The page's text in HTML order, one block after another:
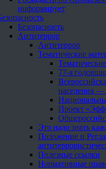
информирует
Безопасность
Антитеррор
Антитеррор
Тематические
77-я
населения —
Проект
Это надо знать
Положение и
Полезные ссылки
Нормативные